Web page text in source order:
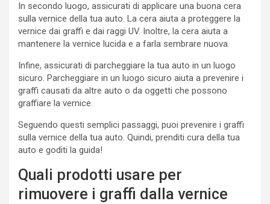
In secondo luogo, assicurati di applicare una buona cera
sulla vernice della tua auto. La cera aiuta a proteggere la
vernice dai graffi e dai raggi UV. Inoltre, la cera aiuta a
mantenere la vernice lucida e a farla sembrare nuova.
Infine, assicurati di parcheggiare la tua auto in un luogo
sicuro. Parcheggiare in un luogo sicuro aiuta a prevenire i
graffi causati da altre auto o da oggetti che possono
graffiare la vernice.
Seguendo questi semplici passaggi, puoi prevenire i graffi
sulla vernice della tua auto. Quindi, prenditi cura della tua
auto e goditi la guida!
Quali prodotti usare per
rimuovere i graffi dalla vernice